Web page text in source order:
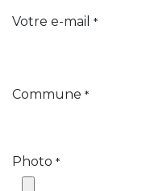
Votre e-mail *
Commune *
Photo *